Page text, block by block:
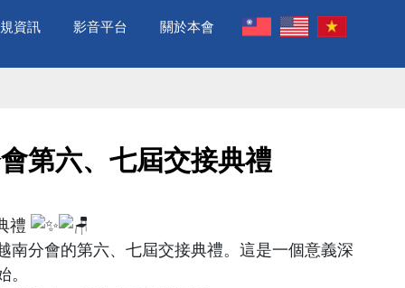
資訊 影音平台 關於本會
第六、七屆交接典禮
禮
南分會的第六、七屆交接典禮。這是一個意義深